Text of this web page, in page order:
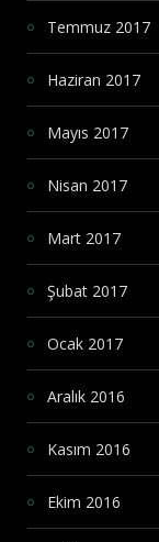
Temmuz 2017
Haziran 2017
Mayıs 2017
Nisan 2017
Mart 2017
Şubat 2017
Ocak 2017
Aralık 2016
Kasım 2016
Ekim 2016